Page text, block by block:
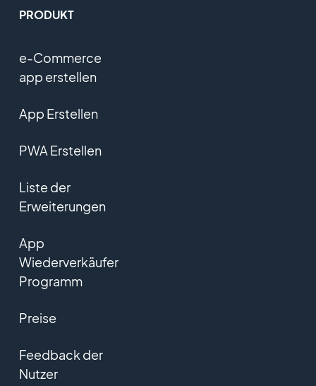
PRODUKT
e-Commerce
app erstellen
App Erstellen
PWA Erstellen
Liste der
Erweiterungen
App
Wiederverkäufer
Programm
Preise
Feedback der
Nutzer